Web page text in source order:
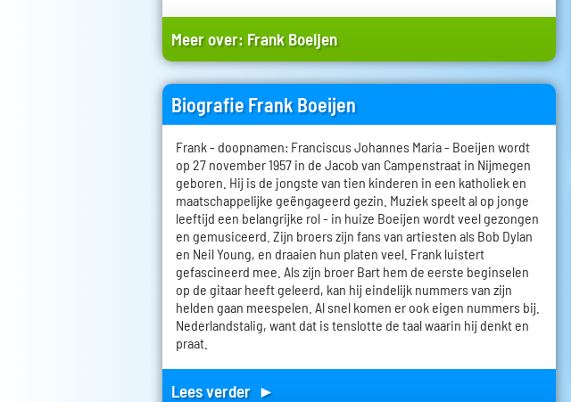
Meer over: Frank Boeijen
Biografie Frank Boeijen
Frank - doopnamen: Franciscus Johannes Maria - Boeijen wordt
op 27 november 1957 in de Jacob van Campenstraat in Nijmegen
geboren. Hij is de jongste van tien kinderen in een katholiek en
maatschappelijke geëngageerd gezin. Muziek speelt al op jonge
leeftijd een belangrijke rol - in huize Boeijen wordt veel gezongen
en gemusiceerd. Zijn broers zijn fans van artiesten als Bob Dylan
en Neil Young, en draaien hun platen veel. Frank luistert
gefascineerd mee. Als zijn broer Bart hem de eerste beginselen
op de gitaar heeft geleerd, kan hij eindelijk nummers van zijn
helden gaan meespelen. Al snel komen er ook eigen nummers bij.
Nederlandstalig, want dat is tenslotte de taal waarin hij denkt en
praat.
Lees verder ►